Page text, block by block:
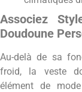
Associez
Doudoune
Au-delà de sa
froid, la veste
élément de